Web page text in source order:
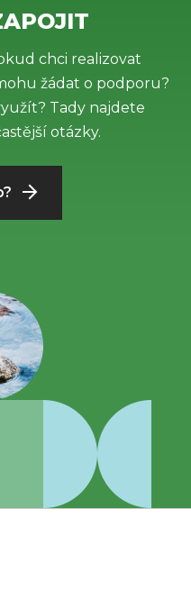
chci realizovat
žádat o podporu?
Tady najdete
otázky.